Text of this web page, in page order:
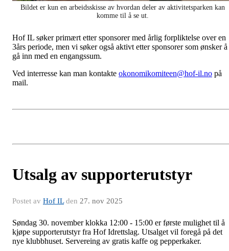
Bildet er kun en arbeidsskisse av hvordan deler av aktivitetsparken kan
komme til å se ut.
Hof IL søker primært etter sponsorer med årlig forpliktelse over en
3års periode, men vi søker også aktivt etter sponsorer som ønsker å
gå inn med en engangssum.
Ved interresse kan man kontakte okonomikomiteen@hof-il.no på
mail.
Utsalg av supporterutstyr
Postet av Hof ILden 27. nov 2025
Søndag 30. november klokka 12:00 - 15:00 er første mulighet til å
kjøpe supporterutstyr fra Hof Idrettslag. Utsalget vil foregå på det
nye klubbhuset. Servereing av gratis kaffe og pepperkaker.